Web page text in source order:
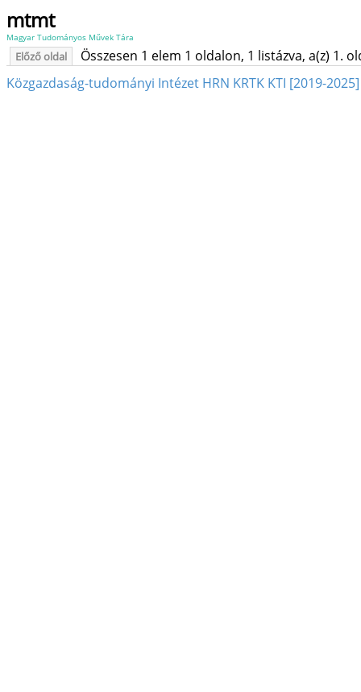
mtmt
Magyar Tudományos Művek Tára
Előző oldal
Összesen 1 elem 1 oldalon, 1 listázva, a(z) 1.
Közgazdaság-tudományi Intézet HRN KRTK KTI [2019-2025]